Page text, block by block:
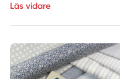
Läs vidare